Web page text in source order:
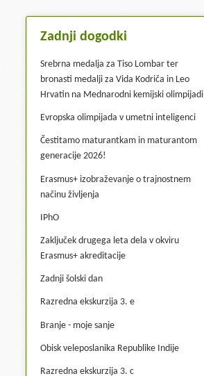
Zadnji dogodki
Srebrna medalja za Tiso Lombar ter
bronasti medalji za Vida Kodriča in Leo
Hrvatin na Mednarodni kemijski olimpijadi
Evropska olimpijada v umetni inteligenci
Čestitamo maturantkam in maturantom
generacije 2026!
Erasmus+ izobraževanje o trajnostnem
načinu življenja
IPhO
Zaključek drugega leta dela v okviru
Erasmus+ akreditacije
Zadnji šolski dan
Razredna ekskurzija 3. e
Branje - moje sanje
Obisk veleposlanika Republike Indije
Razredna ekskurzija 3. c